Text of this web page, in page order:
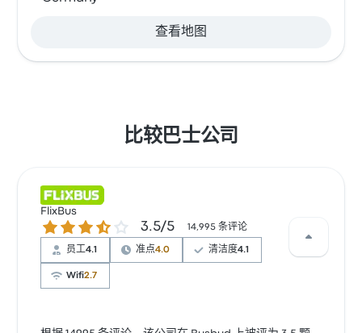
查看地图
比较巴士公司
FlixBus
3.5 / 5 星 3.5/5 14,995 条评论
员工4.1 准点4.0 清洁度4.1
Wifi2.7